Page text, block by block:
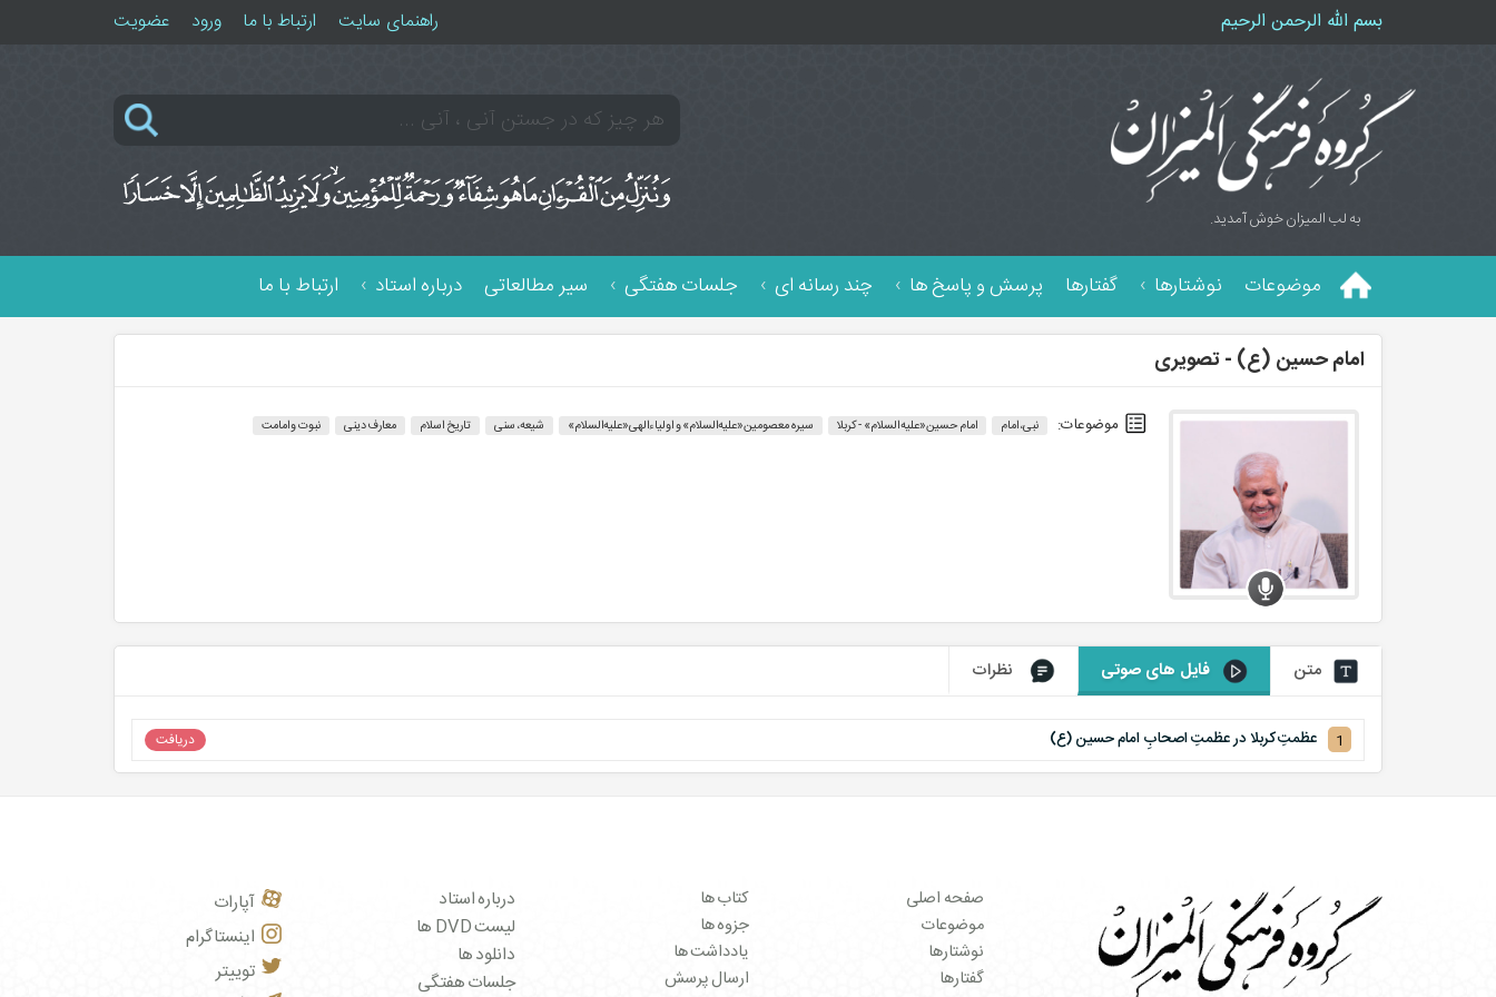
بسم الله الرحمن الرحیم راهنمای سایت ارتباط با ما ورود عضویت
به لب المیزان خوش آمدید.
موضوعات نوشتارها گفتارها پرسش و پاسخ ها چند رسانه ای جلسات هفتگی سیر مطالعاتی درباره استاد ارتباط با ما
امام حسین (ع) - تصویری
موضوعات: نبی، امام امام حسین«علیه السلام» - کربلا سیره معصومین«علیه‌السلام» و اولیاءالهی«علیه‌السلام» شیعه، سنی تاریخ اسلام معارف دینی نبوت و امامت
متن فایل های صوتی نظرات
1 عظمتِ کربلا در عظمتِ اصحابِ امام حسین (ع) دریافت
صفحه اصلی
موضوعات
نوشتارها
گفتارها
کتاب ها
جزوه ها
یادداشت ها
ارسال پرسش
درباره استاد
لیست DVD ها
دانلود ها
جلسات هفتگی
آپارات
اینستاگرام
توییتر